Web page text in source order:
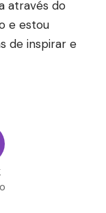
através do
e estou
de inspirar e